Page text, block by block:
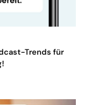
Trends für